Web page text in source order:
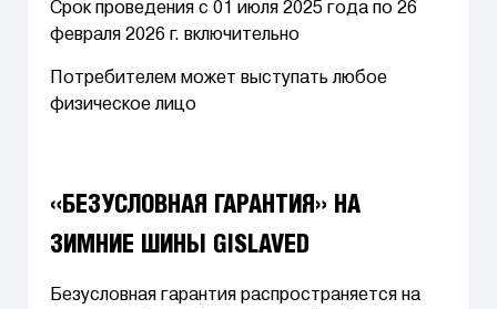
Срок проведения с 01 июля 2025 года по 26
февраля 2026 г. включительно
Потребителем может выступать любое
физическое лицо
«БЕЗУСЛОВНАЯ ГАРАНТИЯ» НА
ЗИМНИЕ ШИНЫ GISLAVED
Безусловная гарантия распространяется на